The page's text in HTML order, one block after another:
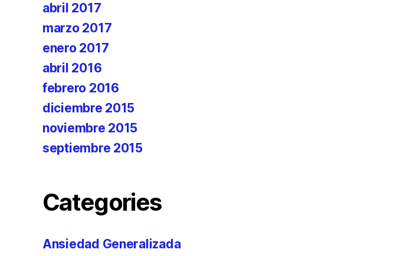
abril 2017
marzo 2017
enero 2017
abril 2016
febrero 2016
diciembre 2015
noviembre 2015
septiembre 2015
Categories
Ansiedad Generalizada